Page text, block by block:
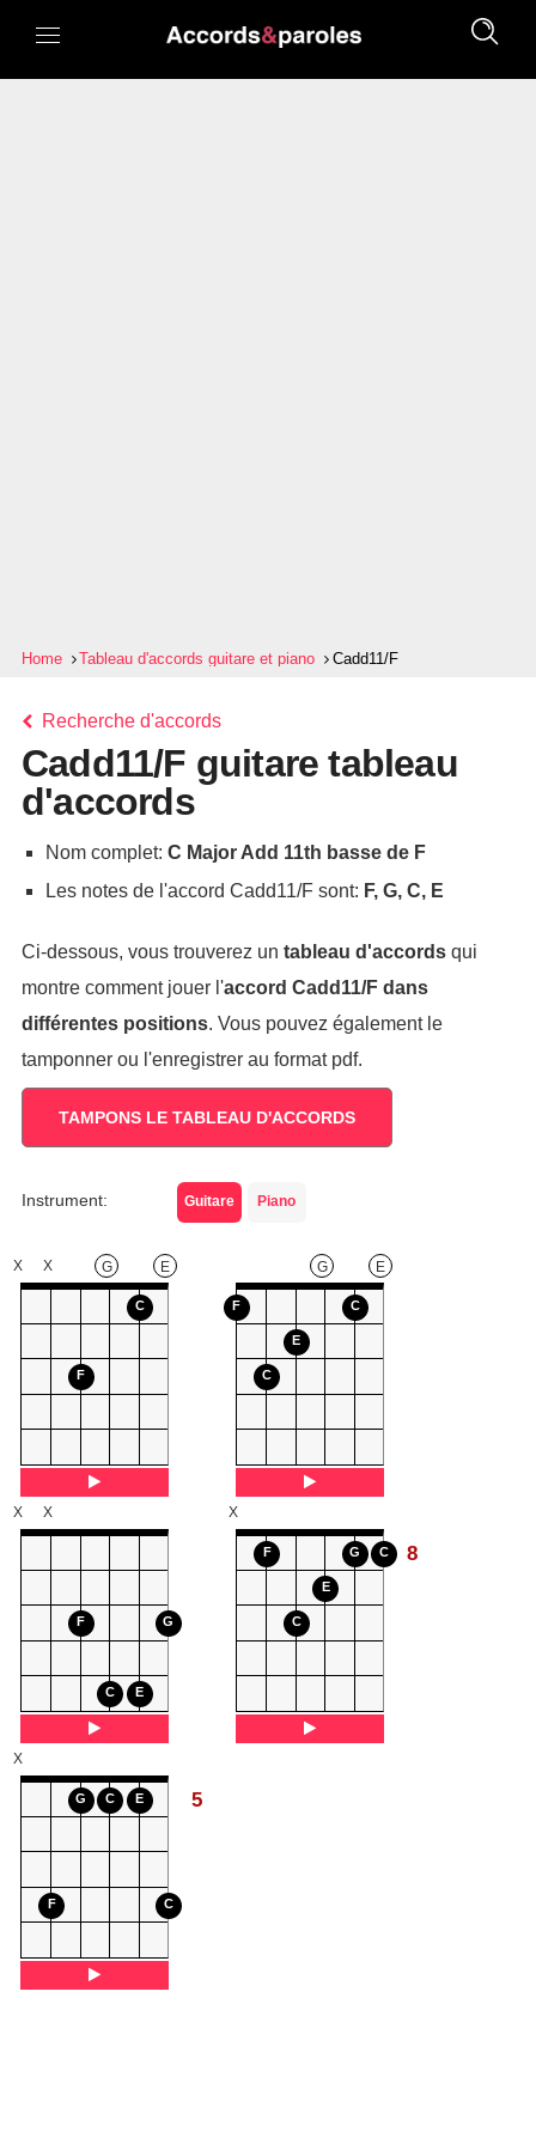
Home Tableau d'accords guitare et piano Cadd11/F
Recherche d'accords
Cadd11/F guitare tableau
d'accords
Nom complet: C Major Add 11th basse de F
Les notes de l'accord Cadd11/F sont: F, G, C, E
Ci-dessous, vous trouverez un tableau d'accordsqui
montre comment jouer l'accord Cadd11/Fdans
différentes positions. Vous pouvez également le
tamponner ou l'enregistrer au format pdf.
TAMPONS LE TABLEAU D'ACCORDS
Instrument: Guitare Piano
F
G
C
E
X X
F
C
E
G
C
E
F
C E
G
X X
F
C
E
G C
X
8
F
G C E
C
X
5